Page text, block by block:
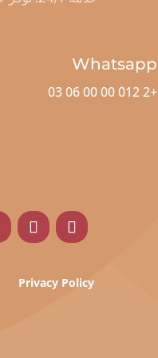
Whatsapp
+2 012 00 00 06 03
Privacy Policy